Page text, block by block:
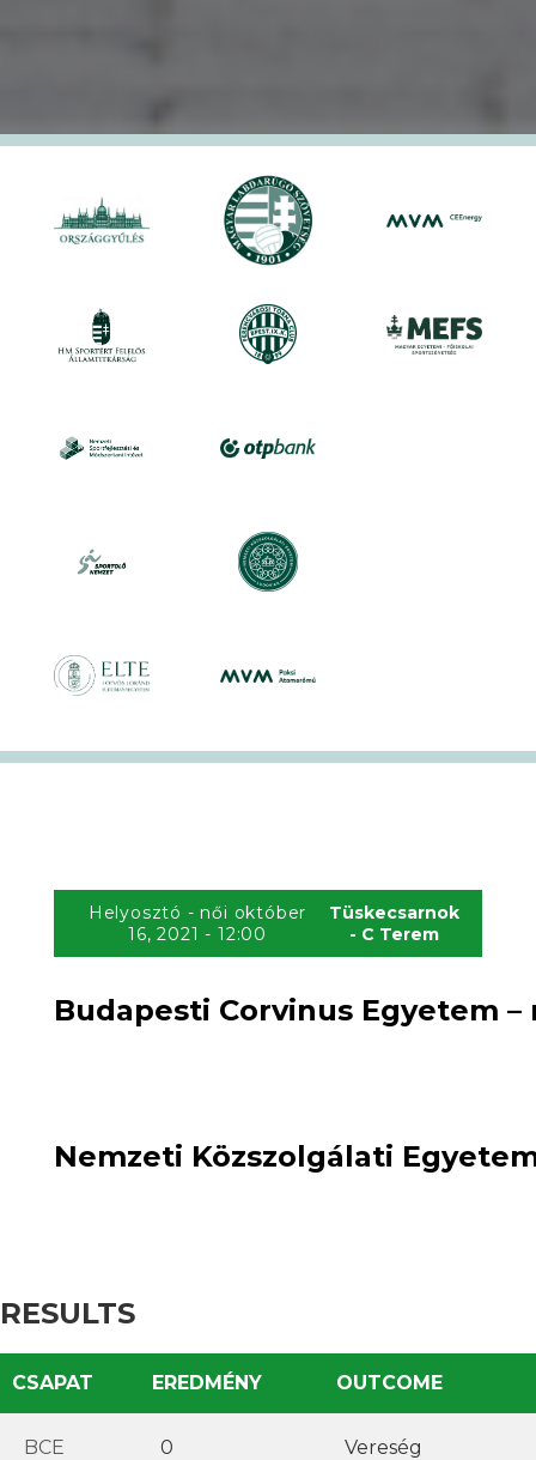
Helyosztó - női október
16, 2021 - 12:00
Tüskecsarnok
- C Terem
Budapesti Corvinus Egyetem –
Nemzeti Közszolgálati
RESULTS
CSAPAT EREDMÉNY OUTCOME
BCE 0 Vereség